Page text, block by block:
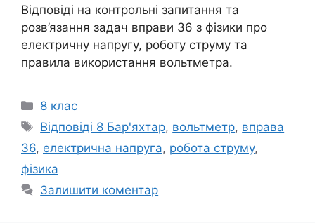
Відповіді на контрольні запитання та
розв’язання задач вправи 36 з фізики про
електричну напругу, роботу струму та
правила використання вольтметра.
Категорії
8 клас
Позначки
Відповіді 8 Бар'яхтар, вольтметр, вправа
36, електрична напруга, робота струму,
фізика
Залишити коментар